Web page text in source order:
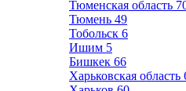
Тюменская область
Тюмень 49
Тобольск 6
Ишим 5
Бишкек 66
Харьковская область